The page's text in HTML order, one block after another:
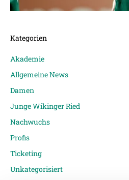
Kategorien
Akademie
Allgemeine News
Damen
Junge Wikinger Ried
Nachwuchs
Profis
Ticketing
Unkategorisiert